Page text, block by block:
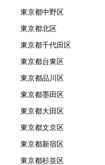
東京都中野区
東京都北区
東京都千代田区
東京都台東区
東京都品川区
東京都墨田区
東京都大田区
東京都文京区
東京都新宿区
東京都杉並区